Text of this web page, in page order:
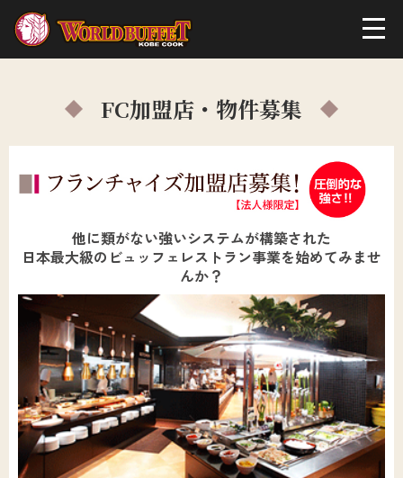
FC加盟店・物件募集
他に類がない強いシステムが構築された
日本最大級のビュッフェレストラン事業を始めてみませ
んか？